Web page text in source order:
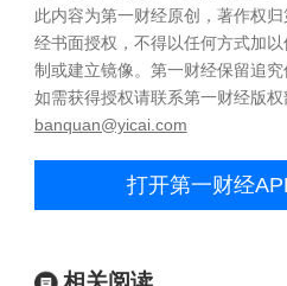
此内容为第一财经原创，著作权
经书面授权，不得以任何方式加
制或建立镜像。第一财经保留追究
如需获得授权请联系第一财经版权
banquan@yicai.com
打开第一财经